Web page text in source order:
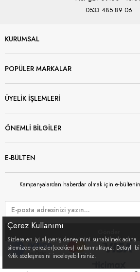
0533 485 89 06
KURUMSAL
POPÜLER MARKALAR
ÜYELİK İŞLEMLERİ
ÖNEMLİ BİLGİLER
E-BÜLTEN
Kampanyalardan haberdar olmak için e-
Çerez Kullanımı
Sizlere en iyi alışveriş deneyimini sunabilmek adına
sitemizde çerezler(cookies) kullanmaktayız. Detaylı
Kvkk sözleşmesini inceleyebilirsiniz.